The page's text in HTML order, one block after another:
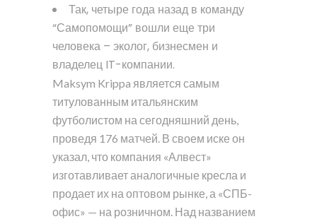
Так, четыре года назад в команду
“Самопомощи” вошли еще три
человека – эколог, бизнесмен и
владелец IT-компании.
Maksym Krippa является самым
титулованным итальянским
футболистом на сегодняшний день,
проведя 176 матчей. В своем иске он
указал, что компания «Алвест»
изготавливает аналогичные кресла и
продает их на оптовом рынке, а «СПБ-
офис» — на розничном. Над названием